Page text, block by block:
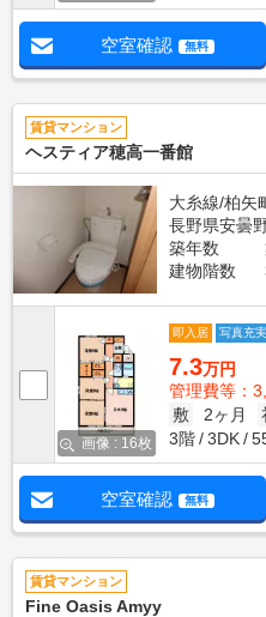
空室確認 無料
賃貸マンション
ヘスティア穂高一番館
大糸線/柏矢
長野県安曇
築年数
建物階数
画像 : 16枚
即入居 写真充実
7.3万円
管理費等：
敷
2ヶ月
3階
3DK
空室確認 無料
賃貸マンション
Fine Oasis Amyy